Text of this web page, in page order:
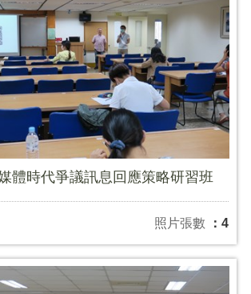
體時代爭議訊息回應策略研習班
照片張數 ：4